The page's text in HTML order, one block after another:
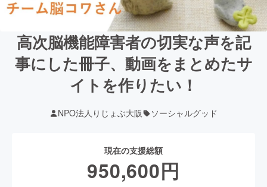
高次脳機能障害者の切実な声を記
事にした冊子、動画をまとめたサ
イトを作りたい！
NPO法人りじょぶ大阪 ソーシャルグッド
現在の支援総額
950,600円